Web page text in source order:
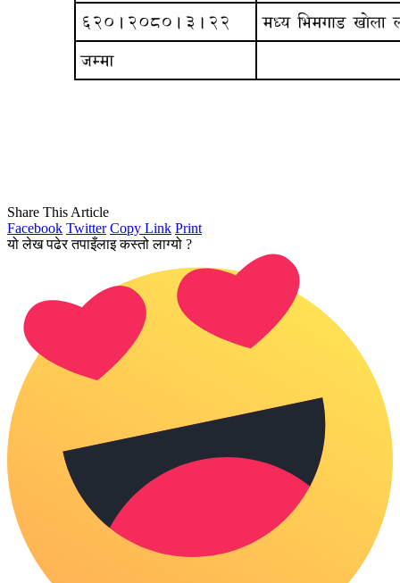
Share This Article
Facebook Twitter Copy Link Print
यो लेख पढेर तपाइँलाइ कस्तो लाग्यो ?